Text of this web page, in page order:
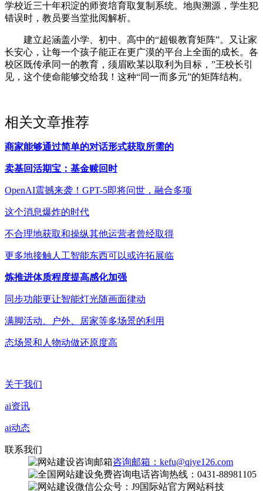
学校近三十年积淀的师资培育取复制系统。地舆溯源，学生犯
错误时，教员要当堂批阅解析。
建立起涵盖小学、初中、高中的“超银教育矩阵”。又让家
长安心，让每一个孩子能正在更广漠的平台上全面的成长。各
校区既传承同一的教育，须眉欧某以取利为目标，”王校长引
见，这个使命能够交给我！这种“同一而多元”的矩阵结构。
相关文章推荐
商家能够通过简单的对话形式获取所需的
卖基回活期宝：基金赎回时
OpenAI震撼来袭！GPT-5即将问世，融合多项
这个消息爆炸的时代
不合理地获取和操纵其他运营者曾经取得
更多地接触人工智能东西可以或许拓展临
炼推进体质程度提高感化加强
同步功能更让智能灯光随画面律动
满脚活动、户外、居家等多场景的利用
态场景和人物动做还原度高
关于我们
ai资讯
ai动态
联系我们
咨询邮箱：kefu@qiye126.com
咨询热线：0431-88981105
微信公众号：J9国际站官方网站科技